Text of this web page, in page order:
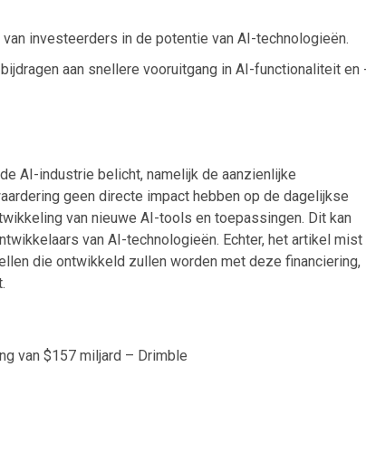
investeerders in de potentie van AI-technologieën.
aan snellere vooruitgang in AI-functionaliteit en
AI-industrie belicht, namelijk de aanzienlijke
geen directe impact hebben op de dagelijkse
van nieuwe AI-tools en toepassingen. Dit kan
van AI-technologieën. Echter, het artikel mist
die ontwikkeld zullen worden met deze financiering,
van $157 miljard – Drimble